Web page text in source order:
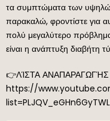
τα συμπτώματα των
παρακαλώ, φροντίστε για
πολύ μεγαλύτερο
είναι η ανάπτυξη διαβήτη
👉ΛΊΣΤΑ ΑΝΑΠΑΡΑΓΩΓΉΣ
https://